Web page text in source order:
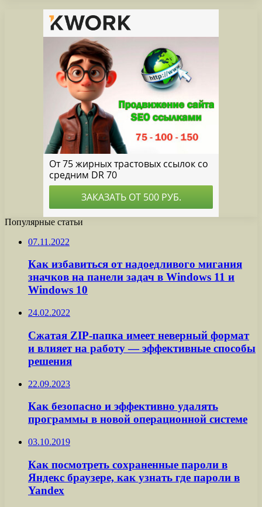
Популярные статьи
07.11.2022
Как избавиться от надоедливого мигания
значков на панели задач в Windows 11 и
Windows 10
24.02.2022
Сжатая ZIP-папка имеет неверный формат
и влияет на работу — эффективные способы
решения
22.09.2023
Как безопасно и эффективно удалять
программы в новой операционной системе
03.10.2019
Как посмотреть сохраненные пароли в
Яндекс браузере, как узнать где пароли в
Yandex